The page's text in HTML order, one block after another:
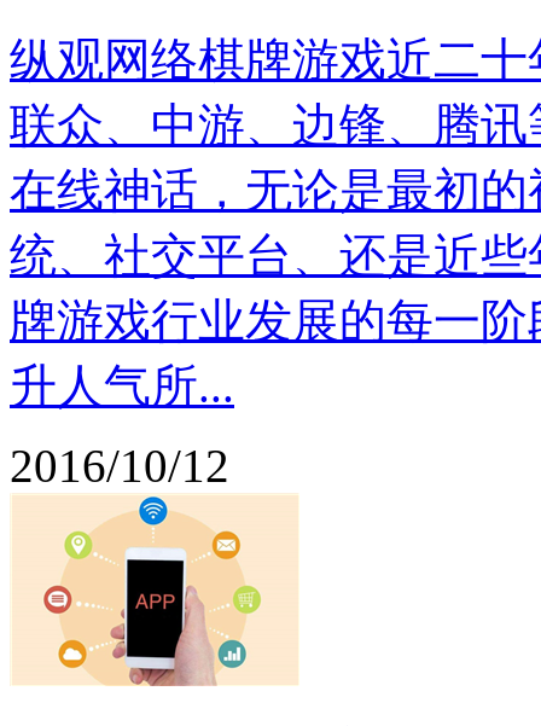
纵观网络棋牌游戏近二
联众、中游、边锋、腾
在线神话，无论是最初
统、社交平台、还是近
牌游戏行业发展的每一
升人气所...
2016/10/12